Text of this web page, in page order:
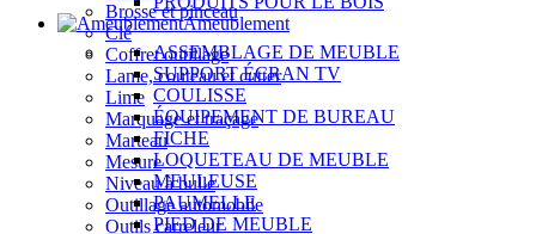
Brosse et pinceau
Clé
Coffret outillage
Lame, couteau et cutter
Lime
Marquage et traçage
Marteau
Mesure
Niveau à bulle
Outillage automobile
Outils carreleur
Ameublement
ASSEMBLAGE DE MEUBLE
SUPPORT ÉCRAN TV
COULISSE
ÉQUIPEMENT DE BUREAU
FICHE
LOQUETEAU DE MEUBLE
MEULEUSE
PAUMELLE
PIED DE MEUBLE